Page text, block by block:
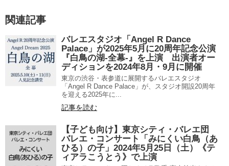
関連記事
バレエスタジオ「Angel R Dance
Palace」が2025年5月に20周年記念公演
『白鳥の湖-全幕-』を上演 出演者オー
ディションを2024年8月・9月に開催
東京の渋谷・表参道に展開するバレエスタジオ
「Angel R Dance Palace」が、スタジオ開設20周年
を迎える2025年に...
記事を読む
【子ども向け】東京シティ・バレエ団
バレエ・コンサート「みにくい白鳥（あ
ひる）の子」2024年5月25日（土）《テ
ィアラこうとう》で上演